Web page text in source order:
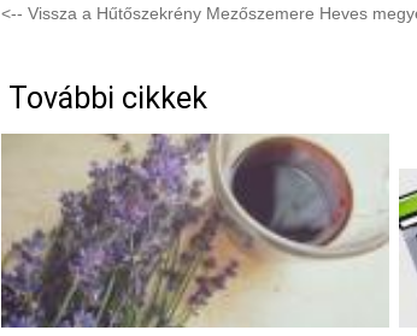
<-- Vissza a Hűtőszekrény Mezőszemere Heves
További cikkek